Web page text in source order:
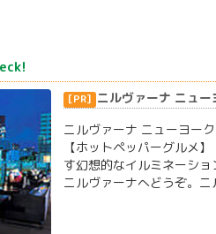
ニルヴァーナ ニュ
ニルヴァーナ ニューヨー
【ホットペッパーグルメ
す幻想的なイルミネーシ
ニルヴァーナへどうぞ。